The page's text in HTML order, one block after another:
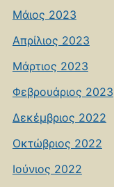
Μάιος 2023
Απρίλιος 2023
Μάρτιος 2023
Φεβρουάριος 2023
Δεκέμβριος 2022
Οκτώβριος 2022
Ιούνιος 2022